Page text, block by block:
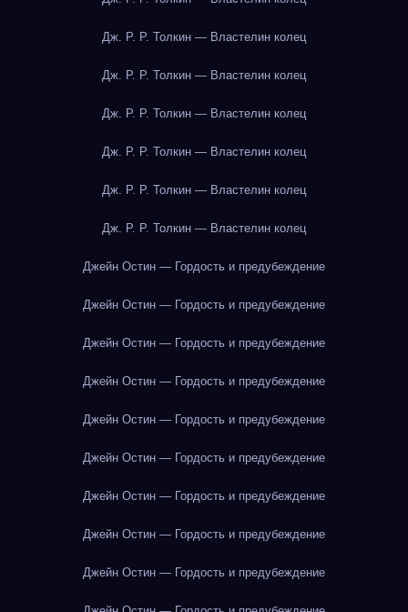
Дж. Р. Р. Толкин — Властелин колец
Дж. Р. Р. Толкин — Властелин колец
Дж. Р. Р. Толкин — Властелин колец
Дж. Р. Р. Толкин — Властелин колец
Дж. Р. Р. Толкин — Властелин колец
Дж. Р. Р. Толкин — Властелин колец
Джейн Остин — Гордость и предубеждение
Джейн Остин — Гордость и предубеждение
Джейн Остин — Гордость и предубеждение
Джейн Остин — Гордость и предубеждение
Джейн Остин — Гордость и предубеждение
Джейн Остин — Гордость и предубеждение
Джейн Остин — Гордость и предубеждение
Джейн Остин — Гордость и предубеждение
Джейн Остин — Гордость и предубеждение